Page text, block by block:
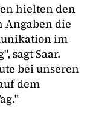
hielten den
Angaben die
im
sagt Saar.
bei unseren
dem